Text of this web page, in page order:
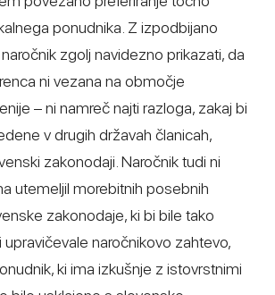
ponudnika. Z izpodbijano
zgolj navidezno prikazati, da
ni vezana na območje
– ni namreč najti razloga, zakaj bi
v drugih državah članicah,
zakonodaji. Naročnik tudi ni
utemeljil morebitnih posebnih
zakonodaje, ki bi bile tako
upravičevale naročnikovo zahtevo,
ki ima izkušnje z istovrstnimi